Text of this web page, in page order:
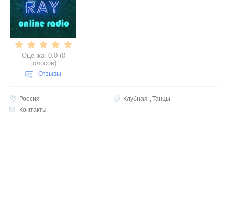
Оценка: 0.0 (0
голосов)
Отзывы
Россия Клубная
Танцы
Контакты